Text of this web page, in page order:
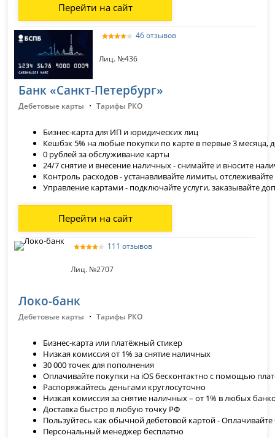
Перейти на сайт
46 отзывов
Лиц. №436
Банк «Санкт-Петербург»
Дебетовые карты ·Тарифы РКО
Бизнес-карта для ИП и юридических лиц
Кешбэк 5% на любые покупки по карте в первые 3 месяца,
0 рублей за обслуживание карты
24/7 снятие и внесение наличных -снимайте и вносите
Контроль расходов - устанавливайте лимиты,
Управление картами - подключайте услуги, заказывайте
Перейти на сайт
111 отзывов
Лиц. №2707
Локо-банк
Дебетовые карты ·Тарифы РКО
Бизнес-карта или платёжный стикер
Низкая комиссия от 1% за снятие наличных
30 000 точек для пополнения
Оплачивайте покупки на iOS бесконтактно с помощью
Распоряжайтесь деньгами круглосуточно
Низкая комиссия за снятие наличных – от 1% в любых
Доставка быстро в любую точку РФ
Пользуйтесь как обычной дебетовой картой -
Персональный менеджер бесплатно